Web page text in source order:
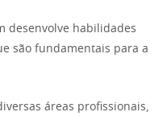
desenvolve habilidades
são fundamentais para a
áreas profissionais,